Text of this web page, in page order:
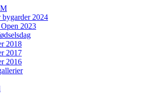
2024
2023
2018
2017
2016